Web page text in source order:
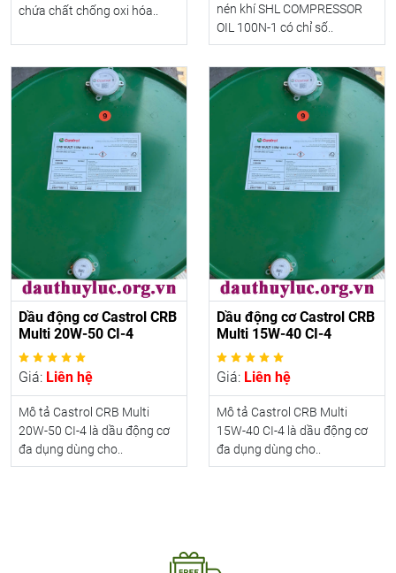
chứa chất chống oxi hóa..
nén khí SHL COMPRESSOR
OIL 100N-1 có chỉ số..
Dầu động cơ Castrol CRB
Multi 20W-50 CI-4
Giá: Liên hệ
Mô tả Castrol CRB Multi
20W-50 CI-4 là dầu động cơ
đa dụng dùng cho..
Dầu động cơ Castrol CRB
Multi 15W-40 CI-4
Giá: Liên hệ
Mô tả Castrol CRB Multi
15W-40 CI-4 là dầu động cơ
đa dụng dùng cho..